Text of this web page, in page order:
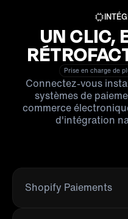
UN CLIC,
Prise en charge de
Connectez-vous
systèmes de
commerce
d'intégration
Shopify Paiements